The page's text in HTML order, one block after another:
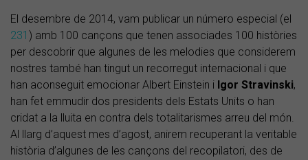
El desembre de 2014, vam publicar un número especial (el
231 ) amb 100 cançons que tenen associades 100 històries
per descobrir que algunes de les melodies que considerem
nostres també han tingut un recorregut internacional i que
han aconseguit emocionar Albert Einstein i Igor Stravinski,
han fet emmudir dos presidents dels Estats Units o han
cridat a la lluita en contra dels totalitarismes arreu del món.
Al llarg d’aquest mes d’agost, anirem recuperant la veritable
història d’algunes de les cançons del recopilatori, des de